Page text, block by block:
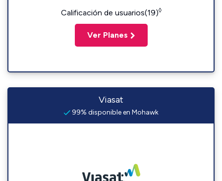
Calificación de usuarios(19)◊
Ver Planes
Viasat
99% disponible en Mohawk